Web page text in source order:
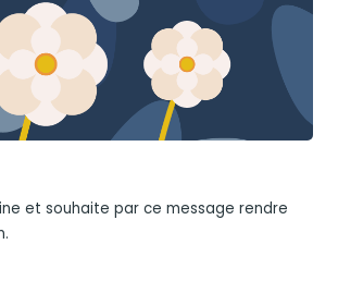
et souhaite par ce message rendre